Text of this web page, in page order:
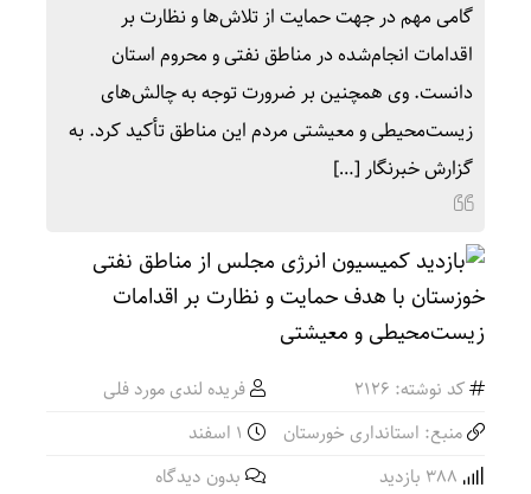
گامی مهم در جهت حمایت از تلاش‌ها و نظارت بر
اقدامات انجام‌شده در مناطق نفتی و محروم استان
دانست. وی همچنین بر ضرورت توجه به چالش‌های
زیست‌محیطی و معیشتی مردم این مناطق تأکید کرد. به
گزارش خبرنگار […]
کد نوشته: 2126
فریده لندی مورد فلی
منبع: استانداری خورستان
بدون دیدگاه